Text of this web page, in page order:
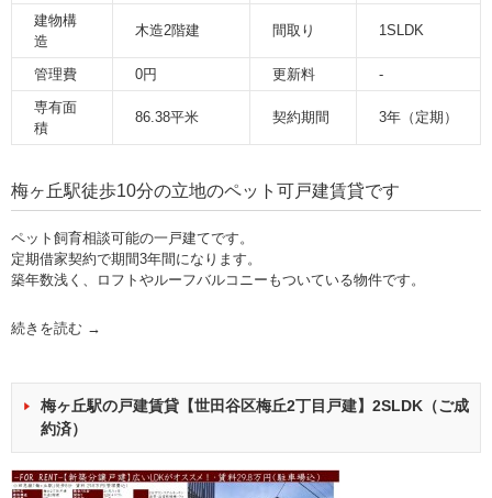
建物構
造
木造2階建 間取り 1SLDK
管理費 0円 更新料
-
専有面
積
86.38平米 契約期間 3年（定期）
梅ヶ丘駅徒歩10分の立地のペット可戸建賃貸です
ペット飼育相談可能の一戸建てです。
定期借家契約で期間3年間になります。
築年数浅く、ロフトやルーフバルコニーもついている物件です。
続きを読む →
梅ヶ丘駅の戸建賃貸【世田谷区梅丘2丁目戸建】2SLDK（ご成
約済）